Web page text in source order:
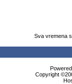
Sva vremena
Copyright